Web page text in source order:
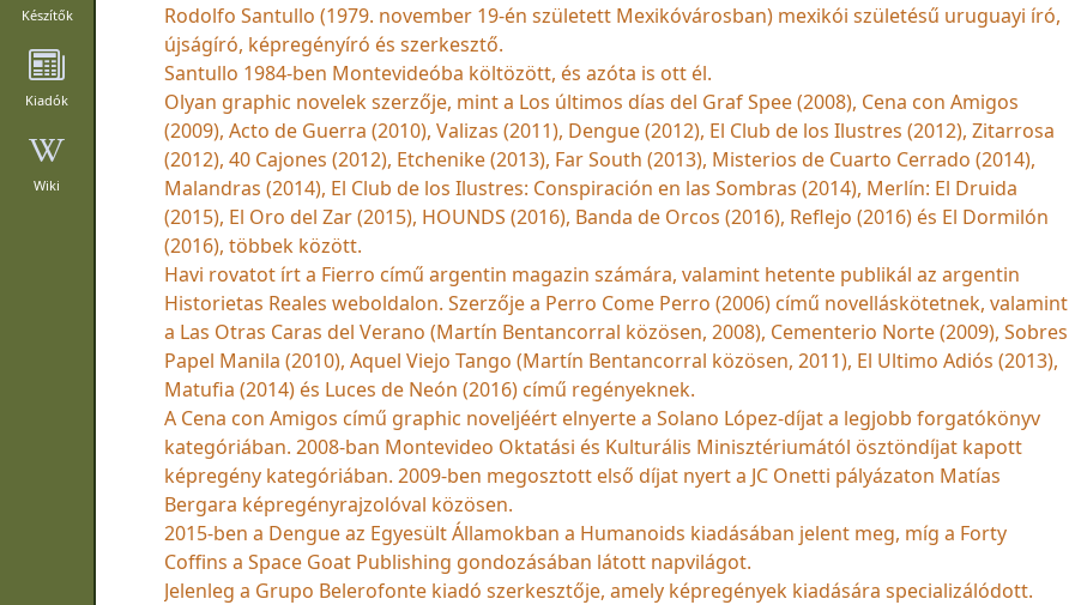
Készítők
Kiadók
Wiki
Rodolfo Santullo (1979. november 19-én született Mexikóvárosban) mexikói születésű uruguayi író,
újságíró, képregényíró és szerkesztő.
Santullo 1984-ben Montevideóba költözött, és azóta is ott él.
Olyan graphic novelek szerzője, mint a Los últimos días del Graf Spee (2008), Cena con Amigos
(2009), Acto de Guerra (2010), Valizas (2011), Dengue (2012), El Club de los Ilustres (2012), Zitarrosa
(2012), 40 Cajones (2012), Etchenike (2013), Far South (2013), Misterios de Cuarto Cerrado (2014),
Malandras (2014), El Club de los Ilustres: Conspiración en las Sombras (2014), Merlín: El Druida
(2015), El Oro del Zar (2015), HOUNDS (2016), Banda de Orcos (2016), Reflejo (2016) és El Dormilón
(2016), többek között.
Havi rovatot írt a Fierro című argentin magazin számára, valamint hetente publikál az argentin
Historietas Reales weboldalon. Szerzője a Perro Come Perro (2006) című novelláskötetnek, valamint
a Las Otras Caras del Verano (Martín Bentancorral közösen, 2008), Cementerio Norte (2009), Sobres
Papel Manila (2010), Aquel Viejo Tango (Martín Bentancorral közösen, 2011), El Ultimo Adiós (2013),
Matufia (2014) és Luces de Neón (2016) című regényeknek.
A Cena con Amigos című graphic noveljéért elnyerte a Solano López-díjat a legjobb forgatókönyv
kategóriában. 2008-ban Montevideo Oktatási és Kulturális Minisztériumától ösztöndíjat kapott
képregény kategóriában. 2009-ben megosztott első díjat nyert a JC Onetti pályázaton Matías
Bergara képregényrajzolóval közösen.
2015-ben a Dengue az Egyesült Államokban a Humanoids kiadásában jelent meg, míg a Forty
Coffins a Space Goat Publishing gondozásában látott napvilágot.
Jelenleg a Grupo Belerofonte kiadó szerkesztője, amely képregények kiadására specializálódott.